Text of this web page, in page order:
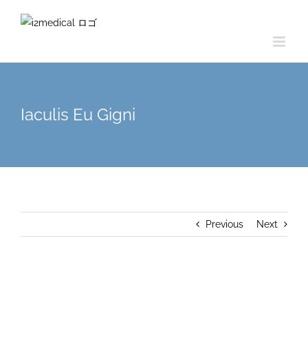
Iaculis Eu Gigni
Previous Next